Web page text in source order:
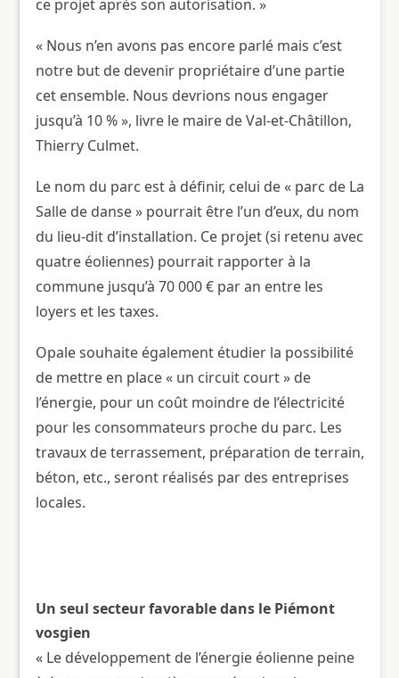
ce projet après son autorisation. »
« Nous n’en avons pas encore parlé mais c’est
notre but de devenir propriétaire d’une partie
cet ensemble. Nous devrions nous engager
jusqu’à 10 % », livre le maire de Val-et-Châtillon,
Thierry Culmet.
Le nom du parc est à définir, celui de « parc de La
Salle de danse » pourrait être l’un d’eux, du nom
du lieu-dit d’installation. Ce projet (si retenu avec
quatre éoliennes) pourrait rapporter à la
commune jusqu’à 70 000 € par an entre les
loyers et les taxes.
Opale souhaite également étudier la possibilité
de mettre en place « un circuit court » de
l’énergie, pour un coût moindre de l’électricité
pour les consommateurs proche du parc. Les
travaux de terrassement, préparation de terrain,
béton, etc., seront réalisés par des entreprises
locales.
Un seul secteur favorable dans le Piémont
vosgien
« Le développement de l’énergie éolienne peine